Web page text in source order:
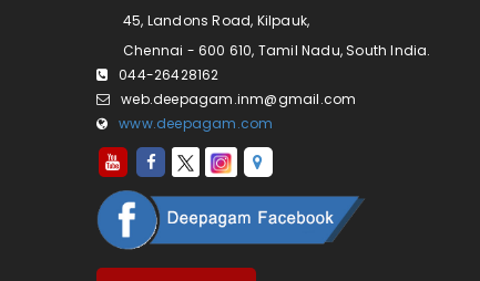
45, Landons Road, Kilpauk,
Chennai - 600 610, Tamil Nadu, South India.
044-26428162
web.deepagam.inm@gmail.com
www.deepagam.com